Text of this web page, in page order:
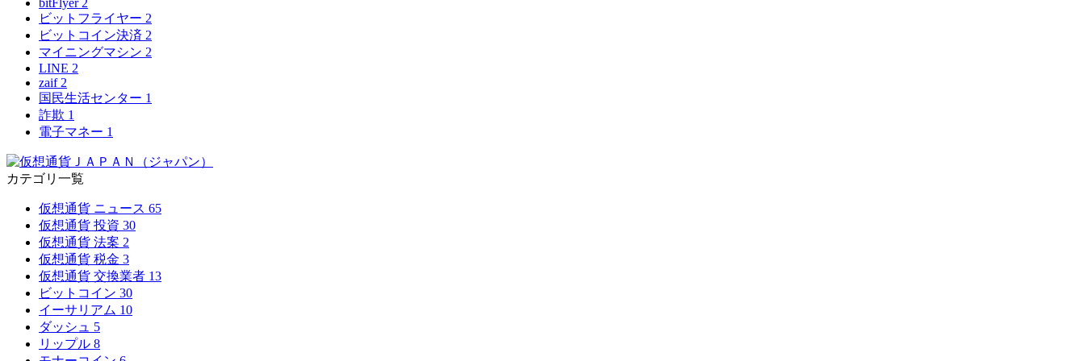
ビットフライヤー 2
ビットコイン決済 2
マイニングマシン 2
LINE 2
zaif 2
国民生活センター 1
詐欺 1
電子マネー 1
カテゴリ一覧
仮想通貨 ニュース 65
仮想通貨 投資 30
仮想通貨 法案 2
仮想通貨 税金 3
仮想通貨 交換業者 13
ビットコイン 30
イーサリアム 10
ダッシュ 5
リップル 8